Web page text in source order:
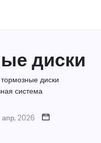
диски
тормозные диски
система
апр, 2026